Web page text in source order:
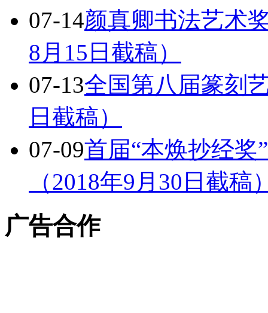
07-14颜真卿书法艺术
8月15日截稿）
07-13全国第八届篆刻
日截稿）
07-09首届“本焕抄经奖
（2018年9月30日截稿
广告合作